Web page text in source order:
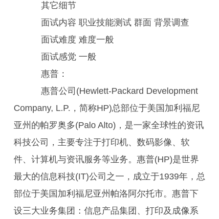
其它细节
面试内容 职业技能测试 群面 背景调查
面试难度 难度一般
面试感觉 一般
惠普：
惠普公司(Hewlett-Packard Development
Company, L.P.，简称HP)总部位于美国加利福尼
亚州的帕罗奥多(Palo Alto)，是一家全球性的资讯
科技公司，主要专注于打印机、数码影像、软
件、计算机与资讯服务等业务。惠普(HP)是世界
最大的信息科技(IT)公司之一，成立于1939年，总
部位于美国加利福尼亚州帕洛阿尔托市。惠普下
设三大业务集团：信息产品集团、打印及成像系